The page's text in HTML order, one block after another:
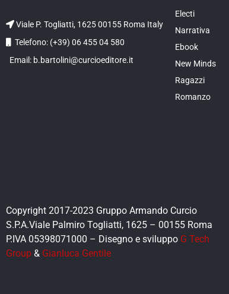
Viale P. Togliatti, 1625 00155 Roma Italy
Telefono: (+39) 06 455 04 580
Email: b.bartolini@curcioeditore.it
Electi
Narrativa
Ebook
New Minds
Ragazzi
Romanzo
Copyright 2017-2023 Gruppo Armando Curcio
S.P.A.Viale Palmiro Togliatti, 1625 – 00155 Roma
P.IVA 05398071000 – Disegno e sviluppo G Tech
Group & Gianluca Gentile